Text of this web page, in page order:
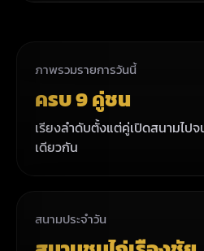
ภาพรวมรายการวันนี้
ครบ 9 คู่ชน
เรียงลำดับตั้งแต่คู่เปิดสนามไป
เดียวกัน
สนามประจำวัน